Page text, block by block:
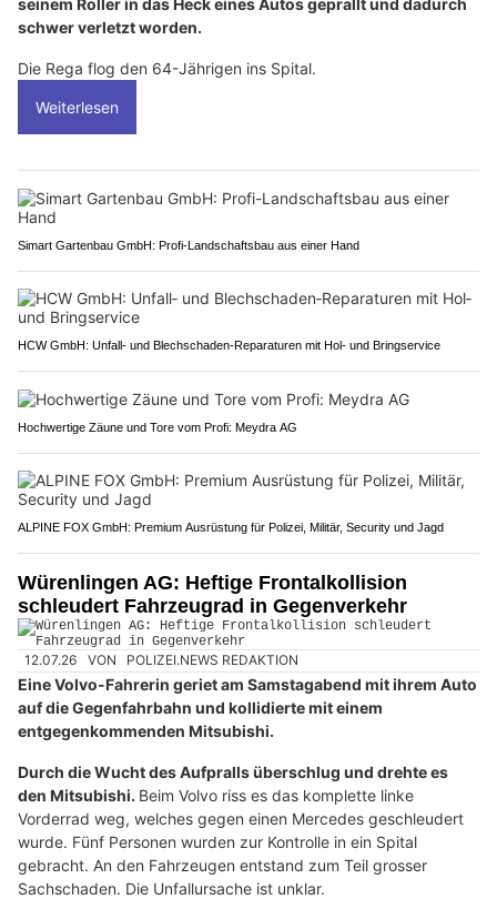
seinem Roller in das Heck eines Autos geprallt und dadurch
schwer verletzt worden.
Die Rega flog den 64-Jährigen ins Spital.
Weiterlesen
Simart Gartenbau GmbH: Profi-Landschaftsbau aus einer Hand
HCW GmbH: Unfall‑ und Blechschaden‑Reparaturen mit Hol‑ und Bringservice
Hochwertige Zäune und Tore vom Profi: Meydra AG
ALPINE FOX GmbH: Premium Ausrüstung für Polizei, Militär, Security und Jagd
Würenlingen AG: Heftige Frontalkollision
schleudert Fahrzeugrad in Gegenverkehr
12.07.26 VON POLIZEI.NEWS REDAKTION
Eine Volvo-Fahrerin geriet am Samstagabend mit ihrem Auto
auf die Gegenfahrbahn und kollidierte mit einem
entgegenkommenden Mitsubishi.
Durch die Wucht des Aufpralls überschlug und drehte es
den Mitsubishi. Beim Volvo riss es das komplette linke
Vorderrad weg, welches gegen einen Mercedes geschleudert
wurde. Fünf Personen wurden zur Kontrolle in ein Spital
gebracht. An den Fahrzeugen entstand zum Teil grosser
Sachschaden. Die Unfallursache ist unklar.